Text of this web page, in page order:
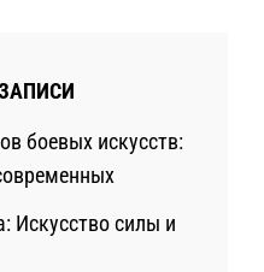
боевых искусств:
Искусство силы и